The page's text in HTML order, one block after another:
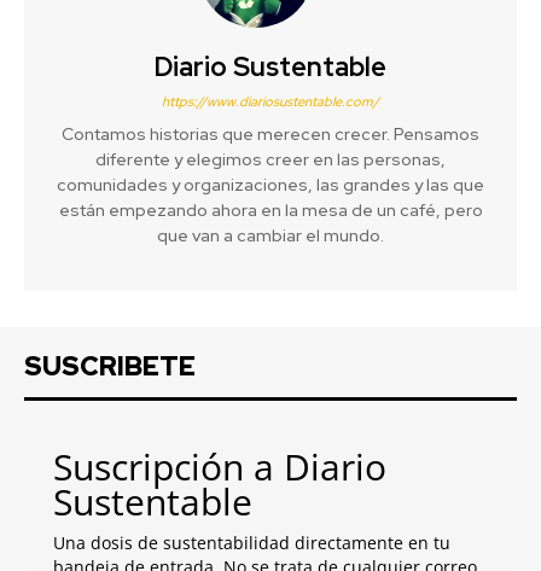
Diario Sustentable
https://www.diariosustentable.com/
Contamos historias que merecen crecer. Pensamos
diferente y elegimos creer en las personas,
comunidades y organizaciones, las grandes y las que
están empezando ahora en la mesa de un café, pero
que van a cambiar el mundo.
SUSCRIBETE
Suscripción a Diario
Sustentable
Una dosis de sustentabilidad directamente en tu